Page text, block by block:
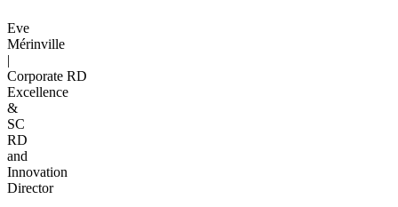
Eve
Mérinville
|
Corporate RD
Excellence
&
SC
RD
and
Innovation
Director